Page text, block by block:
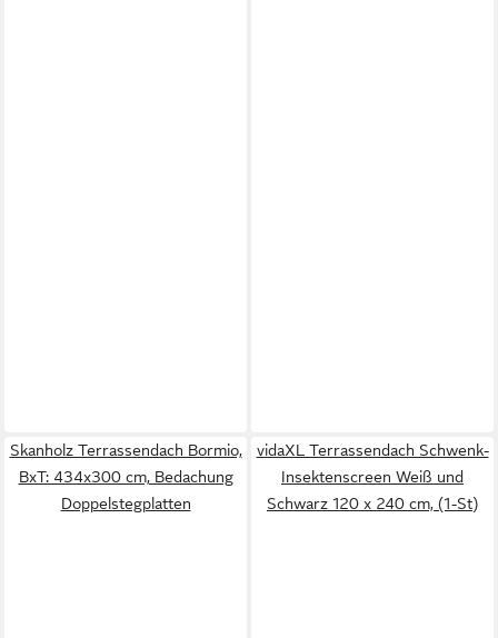
Skanholz Terrassendach Bormio,
BxT: 434x300 cm, Bedachung
Doppelstegplatten
vidaXL Terrassendach Schwenk-
Insektenscreen Weiß und
Schwarz 120 x 240 cm, (1-St)